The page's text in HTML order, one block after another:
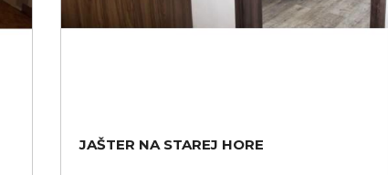
JAŠTER NA STAREJ HORE